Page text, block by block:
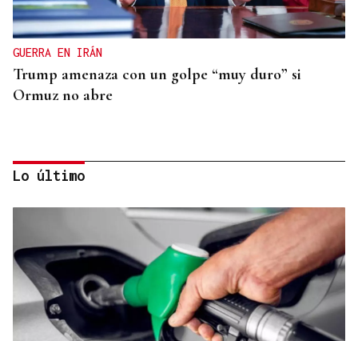
GUERRA EN IRÁN
Trump amenaza con un golpe “muy duro” si
Ormuz no abre
REPRESENTANTE DE EEUU EN BRASILIA
Lo último